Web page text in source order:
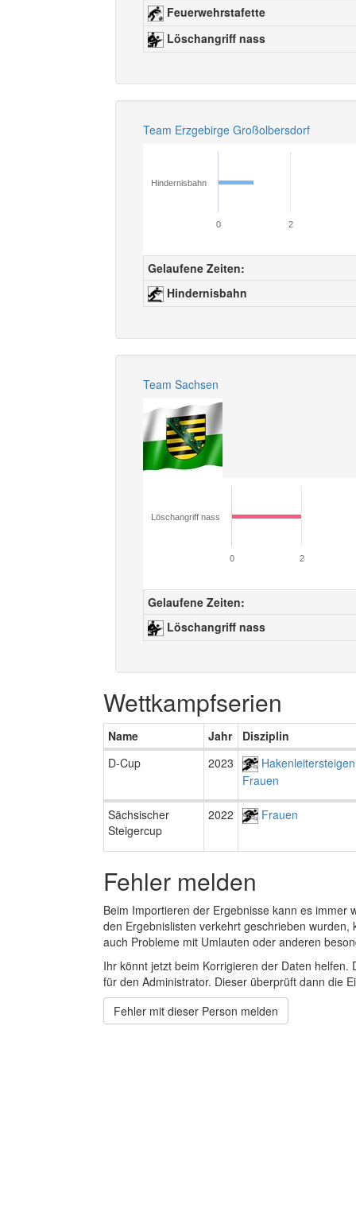
Feuerwehrstafette
Löschangriff nass
Team Erzgebirge Großolbersdorf
Hindernisbahn
0 2
Gelaufene Zeiten:
Hindernisbahn
Team Sachsen
Löschangriff nass
0 2
Gelaufene Zeiten:
Löschangriff nass
Wettkampfserien
Name Jahr
Disziplin
D-Cup
2023
Frauen
Sächsischer
Steigercup
2022 Frauen
Fehler melden
Beim Importieren der Ergebnisse kann es
den Ergebnislisten verkehrt geschrieben
auch Probleme mit Umlauten oder anderen
Ihr könnt jetzt beim Korrigieren der Daten
für den Administrator. Dieser überprüft dann die
Fehler mit dieser Person melden